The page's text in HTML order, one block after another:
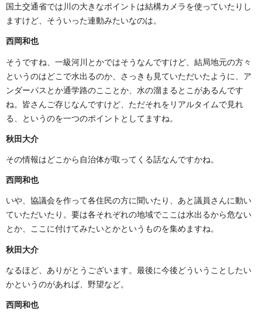
国土交通省では川の大きなポイントは結構カメラを使っていたりし
ますけど、そういった連動みたいなのは。
西岡和也
そうですね、一級河川とかではそうなんですけど、結局地元の方々
というのはどこで水出るのか、さっきも見ていただいたように、ア
ンダーパスとか通学路のこことか、水の溜まるとこがあるんです
ね。皆さんご存じなんですけど、ただそれをリアルタイムで見れ
る、というのを一つのポイントとしてますね。
秋田大介
その情報はどこから自治体が取ってくる話なんですかね。
西岡和也
いや、協議会を作って各住民の方に聞いたり、あと議員さんに動い
ていただいたり。要は各それぞれの地域でここは水出るから危ない
とか、ここに付けてみたいとかというものを集めますね。
秋田大介
なるほど、ありがとうございます。最後に今後どういうことしたい
かというのがあれば、野望など。
西岡和也